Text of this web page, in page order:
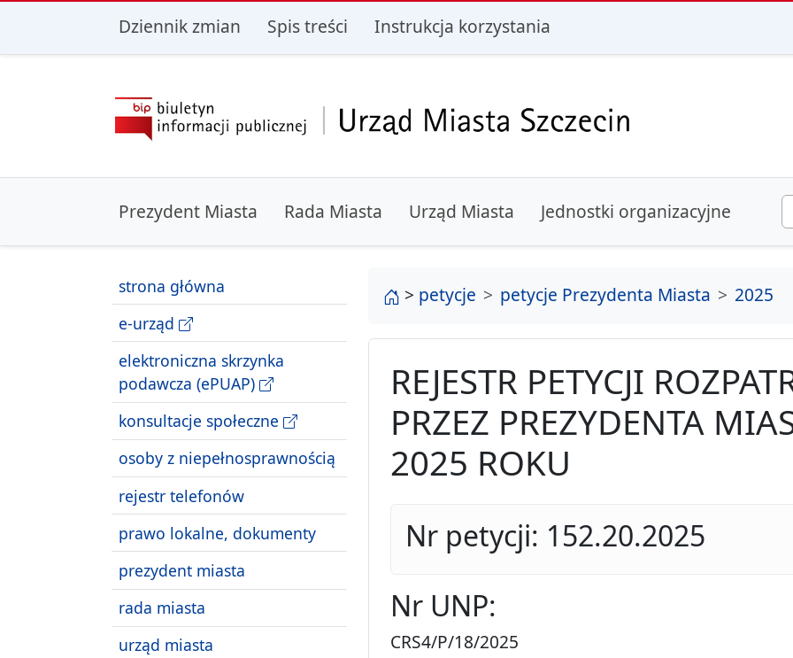
przejdź do głównego menu przejdź do treści
Dziennik zmian Spis treści Instrukcja korzystania
Prezydent Miasta Rada Miasta Urząd Miasta Jednostki organizacyjne
strona główna
e-urząd
elektroniczna skrzynka
podawcza (ePUAP)
konsultacje społeczne
osoby z niepełnosprawnością
rejestr telefonów
prawo lokalne, dokumenty
prezydent miasta
rada miasta
urząd miasta
strona główna
> petycje petycje Prezydenta Miasta 2025
REJESTR PETYCJI
PRZEZ PREZYDENTA
2025 ROKU
Nr petycji: 152.20.2025
Nr UNP:
CRS4/P/18/2025